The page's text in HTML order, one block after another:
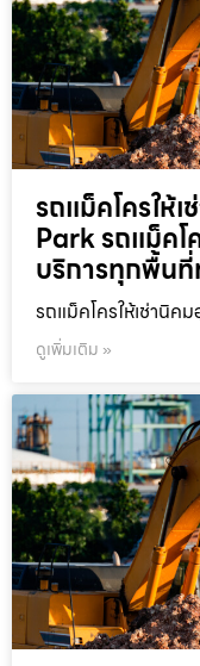
รถแม็คโครให้
Park รถแม็คโ
บริการทุกพื้นที่
รถแม็คโครให้เช่านิ
ดูเพิ่มเติม »